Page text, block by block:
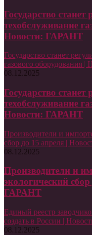
Государство
техобслуживание
Новости: ГАРАНТ
Государство станет
газового оборудования
08.12.2025
Государство
техобслуживание
Новости: ГАРАНТ
Производители и
сбор до 15 апреля |
08.12.2025
Производители и
экологический
ГАРАНТ
Единый реестр
создать в России |
08.12.2025